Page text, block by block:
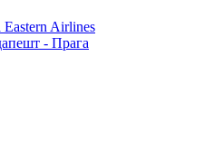
Eastern Airlines
- Прага